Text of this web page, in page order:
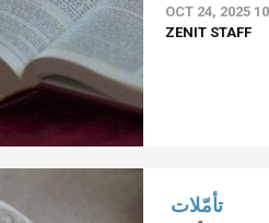
OCT 24, 2025
ZENIT STAFF
تأمّلات